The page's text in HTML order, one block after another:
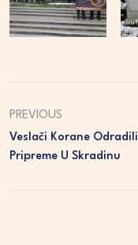
PREVIOUS
Veslači Korane Odradili
Pripreme U Skradinu